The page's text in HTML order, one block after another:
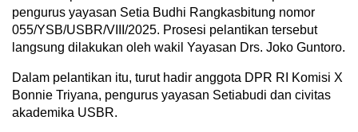
pengurus yayasan Setia Budhi Rangkasbitung nomor
055/YSB/USBR/VIII/2025. Prosesi pelantikan tersebut
langsung dilakukan oleh wakil Yayasan Drs. Joko Guntoro.
Dalam pelantikan itu, turut hadir anggota DPR RI Komisi X
Bonnie Triyana, pengurus yayasan Setiabudi dan civitas
akademika USBR.